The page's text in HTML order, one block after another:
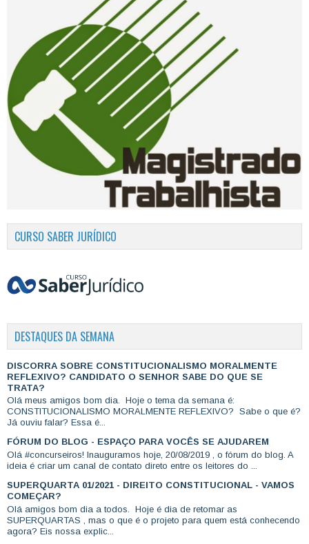
CURSO SABER JURÍDICO
DESTAQUES DA SEMANA
DISCORRA SOBRE CONSTITUCIONALISMO MORALMENTE
REFLEXIVO? CANDIDATO O SENHOR SABE DO QUE SE
TRATA?
Olá meus amigos bom dia. Hoje o tema da semana é:
CONSTITUCIONALISMO MORALMENTE REFLEXIVO? Sabe o que é?
Já ouviu falar? Essa é...
FÓRUM DO BLOG - ESPAÇO PARA VOCÊS SE AJUDAREM
Olá #concurseiros! Inauguramos hoje, 20/08/2019 , o fórum do blog. A
ideia é criar um canal de contato direto entre os leitores do ...
SUPERQUARTA 01/2021 - DIREITO CONSTITUCIONAL - VAMOS
COMEÇAR?
Olá amigos bom dia a todos. Hoje é dia de retomar as
SUPERQUARTAS , mas o que é o projeto para quem está conhecendo
agora? Eis nossa explic...